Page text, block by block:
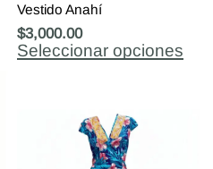
Vestido Anahí
$3,000.00
Seleccionar opciones